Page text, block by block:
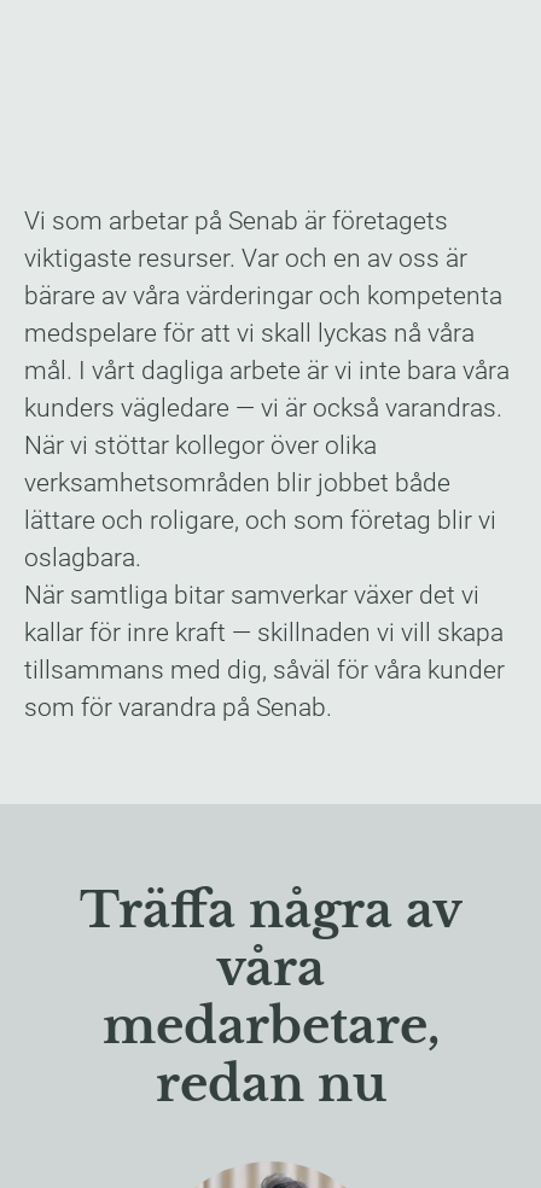
Vi som arbetar på Senab är företagets
viktigaste resurser. Var och en av oss är
bärare av våra värderingar och kompetenta
medspelare för att vi skall lyckas nå våra
mål. I vårt dagliga arbete är vi inte bara våra
kunders vägledare — vi är också varandras.
När vi stöttar kollegor över olika
verksamhetsområden blir jobbet både
lättare och roligare, och som företag blir vi
oslagbara.
När samtliga bitar samverkar växer det vi
kallar för inre kraft — skillnaden vi vill skapa
tillsammans med dig, såväl för våra kunder
som för varandra på Senab.
Träffa några av
våra
medarbetare,
redan nu